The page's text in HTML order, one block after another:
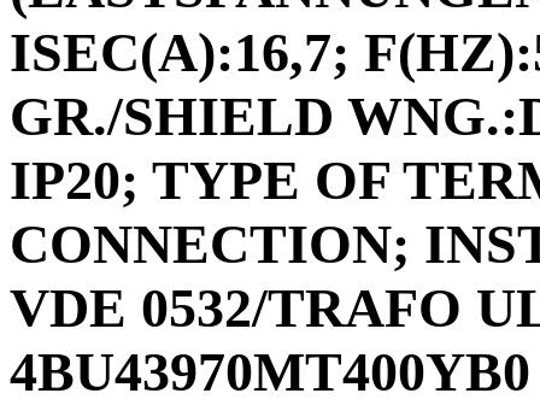
ISEC(A):16,7;
GR./SHIELD
IP20; TYPE OF
CONNECTION;
VDE 0532/TRAFO